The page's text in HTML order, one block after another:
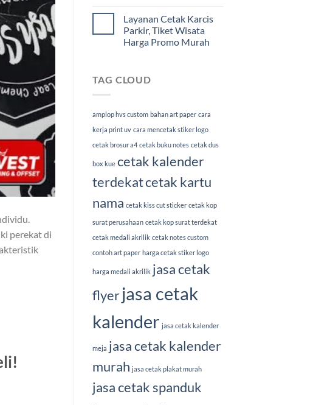
perekat di
Layanan Cetak Karcis
Parkir, Tiket Wisata
Harga Promo Murah
TAG CLOUD
amplop hvs custom bahan art paper cara
kerja print uv cara mencetak stiker logo
cetak brosur a4 cetak buku notes cetak dus
box kue cetak kalender
terdekatcetak kartu
nama cetak kiss cut sticker cetak kop
surat perusahaan cetak kop surat terdekat
cetak medali akrilik cetak notes custom
contoh art paper harga cetak stiker logo
harga medali akrilik jasa cetak
flyer jasa cetak
kalender jasa cetak kalender
meja jasa cetak kalender
murah jasa cetak plakat murah
jasa cetak spanduk